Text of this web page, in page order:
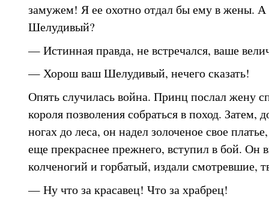
замужем! Я ее охотно отдал бы ему в жены. А
Шелудивый?
— Истинная правда, не встречался, ваше
— Хорош ваш Шелудивый, нечего сказать!
Опять случилась война. Принц послал жену
короля позволения собраться в поход. Затем,
ногах до леса, он надел золоченое свое
еще прекраснее прежнего, вступил в бой. Он
колченогий и горбатый, издали смотревшие,
— Ну что за красавец! Что за храбрец!